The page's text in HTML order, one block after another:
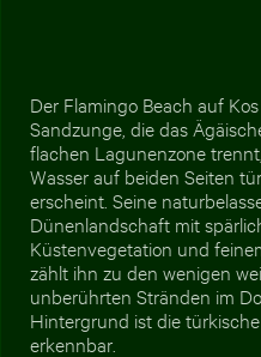
Der Flamingo Beach auf
Sandzunge, die das
flachen Lagunenzone
Wasser auf beiden Seiten
erscheint. Seine
Dünenlandschaft mit
Küstenvegetation und
zählt ihn zu den wenigen
unberührten Stränden im
Hintergrund ist die
erkennbar.